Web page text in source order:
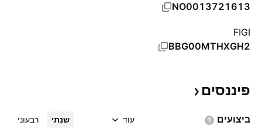
NO0013721613
FIGI
BBG00MTHXGH2
פיננסים
ביצועים שנתי רבעוני עוד